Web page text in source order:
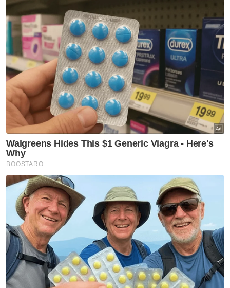
Semasa
Suasana sebak sambut
ketibaan jasad Koperal Teck
Siong